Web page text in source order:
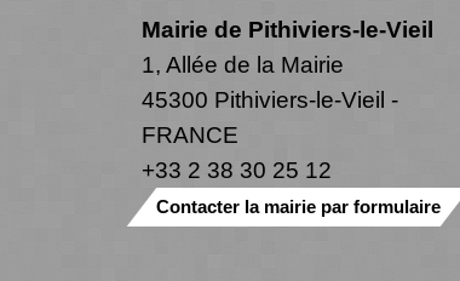
Mairie de Pithiviers-le-Vieil
1, Allée de la Mairie
45300 Pithiviers-le-Vieil -
FRANCE
+33 2 38 30 25 12
Contacter la mairie par formulaire